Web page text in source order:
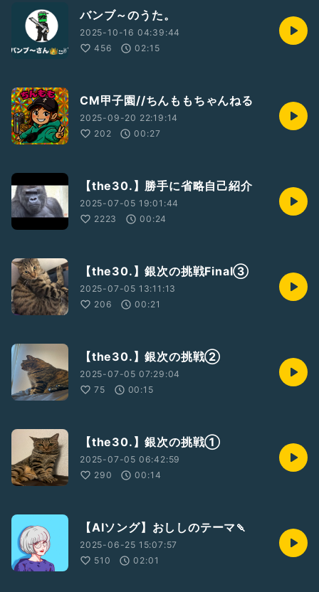
バンブ～のうた。
2025-10-16 04:39:44
456
02:15
CM甲子園//ちんももちゃんねる
2025-09-20 22:19:14
202
00:27
【the30.】勝手に省略自己紹介
2025-07-05 19:01:44
2223
00:24
【the30.】銀次の挑戦Final③
2025-07-05 13:11:13
206
00:21
【the30.】銀次の挑戦②
2025-07-05 07:29:04
75
00:15
【the30.】銀次の挑戦①
2025-07-05 06:42:59
290
00:14
【AIソング】おししのテーマ🍡
2025-06-25 15:07:57
510
02:01